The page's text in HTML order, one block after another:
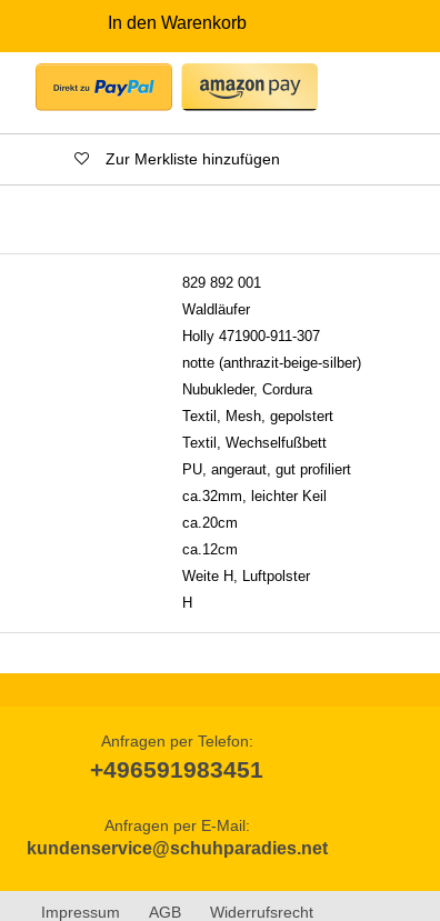
In den Warenkorb
Zur Merkliste hinzufügen
829 892 001
Waldläufer
Holly 471900-911-307
notte (anthrazit-beige-silber)
Nubukleder, Cordura
Textil, Mesh, gepolstert
Textil, Wechselfußbett
PU, angeraut, gut profiliert
ca.32mm, leichter Keil
ca.20cm
ca.12cm
Weite H, Luftpolster
H
Anfragen per Telefon:
+496591983451
Anfragen per E-Mail:
kundenservice@schuhparadies.net
Impressum AGB Widerrufsrecht